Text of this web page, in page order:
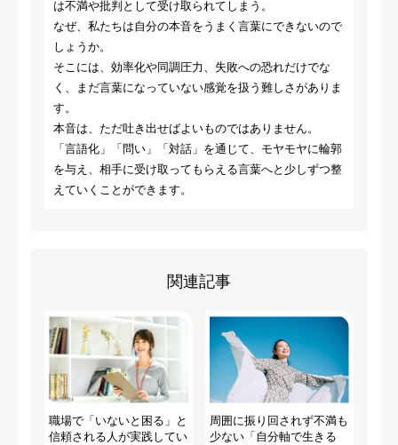
は不満や批判として受け取られてしまう。
なぜ、私たちは自分の本音をうまく言葉にできないので
しょうか。
そこには、効率化や同調圧力、失敗への恐れだけでな
く、まだ言葉になっていない感覚を扱う難しさがありま
す。
本音は、ただ吐き出せばよいものではありません。
「言語化」「問い」「対話」を通じて、モヤモヤに輪郭
を与え、相手に受け取ってもらえる言葉へと少しずつ整
えていくことができます。
関連記事
職場で「いないと困る」と
信頼される人が実践してい
周囲に振り回されず不満も
少ない「自分軸で生きる